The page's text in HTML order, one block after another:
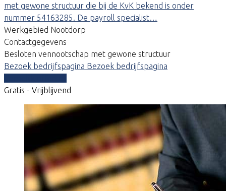
met gewone structuur die bij de KvK bekend is onder
nummer 54163285. De payroll specialist…
Werkgebied Nootdorp
Contactgegevens
Besloten vennootschap met gewone structuur
Bezoek bedrijfspagina Bezoek bedrijfspagina
Gratis - Vrijblijvend